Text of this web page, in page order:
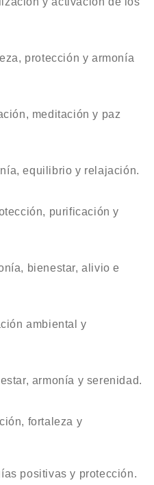
protección y armonía
meditación y paz
equilibrio y relajación.
purificación y
bienestar, alivio e
ambiental y
armonía y serenidad.
fortaleza y
positivas y protección.